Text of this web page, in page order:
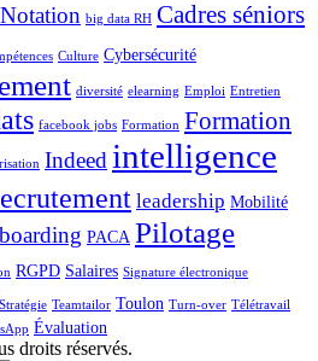
big data RH Cadres séniors
Culture Cybersécurité
diversité elearning Emploi Entretien
facebook jobs Formation Formation
Indeed intelligence
leadership Mobilité
PACA Pilotage
RGPD Salaires Signature électronique
Stratégie Teamtailor Toulon Turn-over Télétravail
Évaluation
droits réservés.